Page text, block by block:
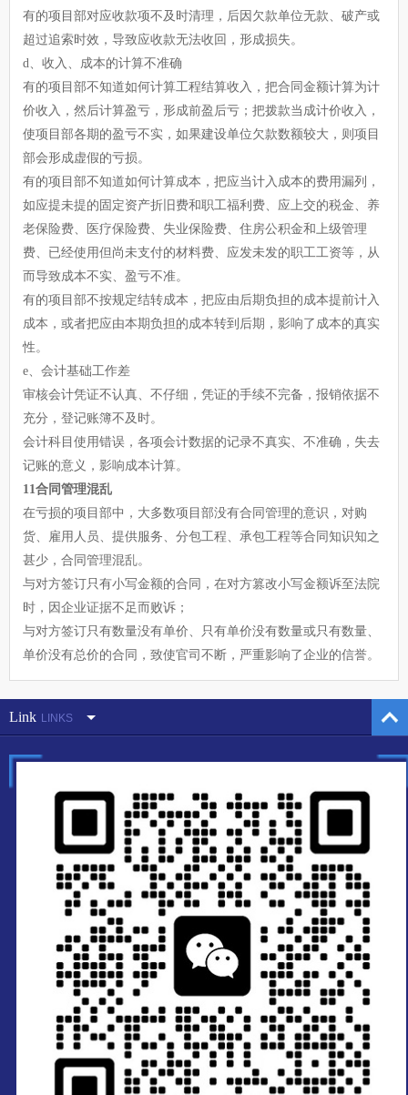
有的项目部对应收款项不及时清理，后因欠款单位无款、破产或
超过追索时效，导致应收款无法收回，形成损失。
d、收入、成本的计算不准确
有的项目部不知道如何计算工程结算收入，把合同金额计算为计
价收入，然后计算盈亏，形成前盈后亏；把拨款当成计价收入，
使项目部各期的盈亏不实，如果建设单位欠款数额较大，则项目
部会形成虚假的亏损。
有的项目部不知道如何计算成本，把应当计入成本的费用漏列，
如应提未提的固定资产折旧费和职工福利费、应上交的税金、养
老保险费、医疗保险费、失业保险费、住房公积金和上级管理
费、已经使用但尚未支付的材料费、应发未发的职工工资等，从
而导致成本不实、盈亏不准。
有的项目部不按规定结转成本，把应由后期负担的成本提前计入
成本，或者把应由本期负担的成本转到后期，影响了成本的真实
性。
e、会计基础工作差
审核会计凭证不认真、不仔细，凭证的手续不完备，报销依据不
充分，登记账簿不及时。
会计科目使用错误，各项会计数据的记录不真实、不准确，失去
记账的意义，影响成本计算。
11合同管理混乱
在亏损的项目部中，大多数项目部没有合同管理的意识，对购
货、雇用人员、提供服务、分包工程、承包工程等合同知识知之
甚少，合同管理混乱。
与对方签订只有小写金额的合同，在对方篡改小写金额诉至法院
时，因企业证据不足而败诉；
与对方签订只有数量没有单价、只有单价没有数量或只有数量、
单价没有总价的合同，致使官司不断，严重影响了企业的信誉。
Link LINKS